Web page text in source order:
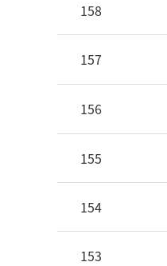
158
157
156
155
154
153